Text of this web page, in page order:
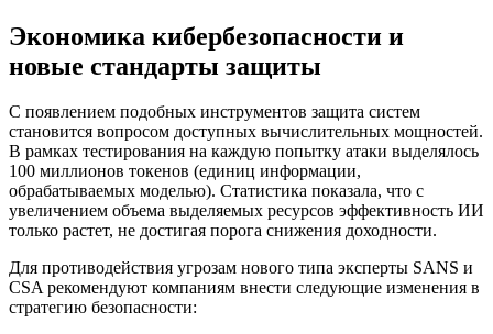
Экономика кибербезопасности и
новые стандарты защиты
С появлением подобных инструментов защита систем
становится вопросом доступных вычислительных мощностей.
В рамках тестирования на каждую попытку атаки выделялось
100 миллионов токенов (единиц информации,
обрабатываемых моделью). Статистика показала, что с
увеличением объема выделяемых ресурсов эффективность ИИ
только растет, не достигая порога снижения доходности.
Для противодействия угрозам нового типа эксперты SANS и
CSA рекомендуют компаниям внести следующие изменения в
стратегию безопасности: